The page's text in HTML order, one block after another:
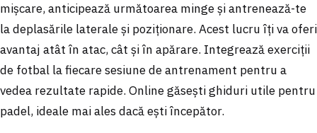
mișcare, anticipează următoarea minge și antrenează-te
la deplasările laterale și poziționare. Acest lucru îți va oferi
avantaj atât în atac, cât și în apărare. Integrează exerciții
de fotbal la fiecare sesiune de antrenament pentru a
vedea rezultate rapide. Online găsești ghiduri utile pentru
padel, ideale mai ales dacă ești începător.